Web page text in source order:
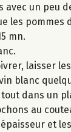
avec un peu
les pommes
mn.
laisser
blanc
dans un
au
et